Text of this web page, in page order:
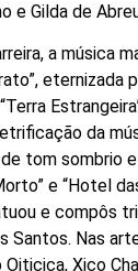
e Gilda de
a música
eternizada
da
tom sombrio e
e “Hotel
e compôs
Santos. Nas
Oiticica, Xico